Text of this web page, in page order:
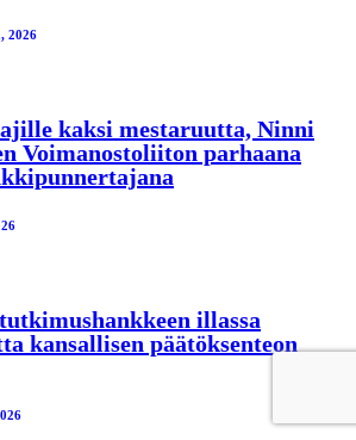
2026
kaksi mestaruutta, Ninni
Voimanostoliiton parhaana
illassa
kansallisen päätöksenteon